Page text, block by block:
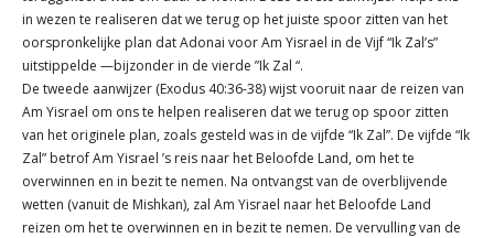
in wezen te realiseren dat we terug op het juiste spoor zitten van het
oorspronkelijke plan dat Adonai voor Am Yisrael in de Vijf “Ik Zal’s”
uitstippelde —bijzonder in de vierde ”Ik Zal “.
De tweede aanwijzer (Exodus 40:36-38) wijst vooruit naar de reizen van
Am Yisrael om ons te helpen realiseren dat we terug op spoor zitten
van het originele plan, zoals gesteld was in de vijfde “Ik Zal”. De vijfde “Ik
Zal” betrof Am Yisrael ’s reis naar het Beloofde Land, om het te
overwinnen en in bezit te nemen. Na ontvangst van de overblijvende
wetten (vanuit de Mishkan), zal Am Yisrael naar het Beloofde Land
reizen om het te overwinnen en in bezit te nemen. De vervulling van de